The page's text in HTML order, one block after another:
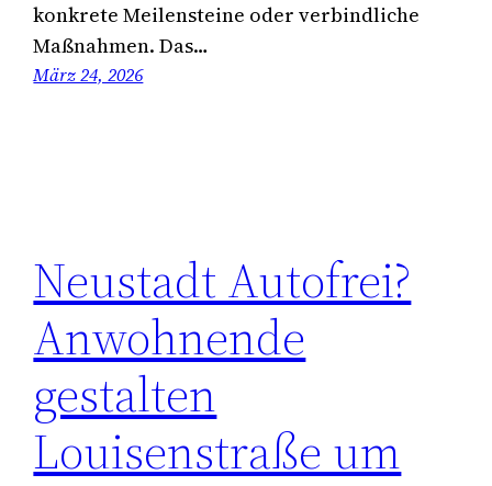
konkrete Meilensteine oder verbindliche
Maßnahmen. Das…
März 24, 2026
Neustadt Autofrei?
Anwohnende
gestalten
Louisenstraße um